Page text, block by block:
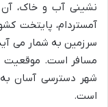
نشینی آب و خاک، آن
آمستردام، پایتخت
سرزمین به شمار می
مسافر است. موقعیت
شهر دسترسی آسان به
است.